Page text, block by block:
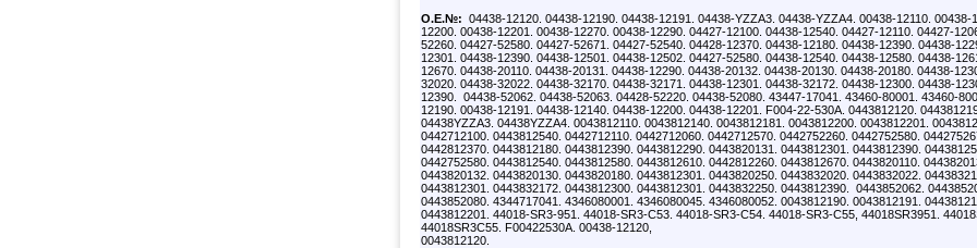
О.Е.№: 04438-12120. 04438-12190. 04438-12191. 04438-YZZA3. 04438-YZZA4. 00438-12110. 00438-
12200. 00438-12201. 00438-12270. 00438-12290. 04427-12100. 04438-12540. 04427-12110. 04427-
52260. 04427-52580. 04427-52671. 04427-52540. 04428-12370. 04438-12180. 04438-12390. 04438-
12301. 04438-12390. 04438-12501. 04438-12502. 04427-52580. 04438-12540. 04438-12580. 04438-
12670. 04438-20110. 04438-20131. 04438-12290. 04438-20132. 04438-20130. 04438-20180. 04438-
32020. 04438-32022. 04438-32170. 04438-32171. 04438-12301. 04438-32172. 04438-12300. 04438-
12390. 04438-52062. 04438-52063. 04428-52220. 04438-52080. 43447-17041. 43460-80001. 43460-
12190. 00438-12191. 04438-12140. 04438-12200. 04438-12201. F004-22-530A. 0443812120.
04438YZZA3. 04438YZZA4. 0043812110. 0043812140. 0043812181. 0043812200. 0043812201.
0442712100. 0443812540. 0442712110. 0442712060. 0442712570. 0442752260. 0442752580.
0442812370. 0443812180. 0443812390. 0443812290. 0443820131. 0443812301. 0443812390.
0442752580. 0443812540. 0443812580. 0443812610. 0442812260. 0443812670. 0443820110.
0443820132. 0443820130. 0443820180. 0443812301. 0443820250. 0443832020. 0443832022.
0443812301. 0443832172. 0443812300. 0443812301. 0443832250. 0443812390. 0443852062.
0443852080. 4344717041. 4346080001. 4346080045. 4346080052. 0043812190. 0043812191.
0443812201. 44018-SR3-951. 44018-SR3-C53. 44018-SR3-C54. 44018-SR3-C55, 44018SR3951.
44018SR3C55. F00422530A. 00438-12120,
0043812120.